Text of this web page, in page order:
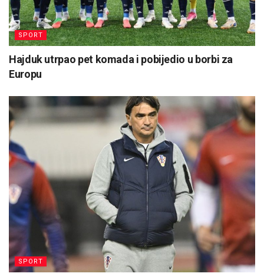
SPORT
Hajduk utrpao pet komada i pobijedio u borbi za
Europu
SPORT